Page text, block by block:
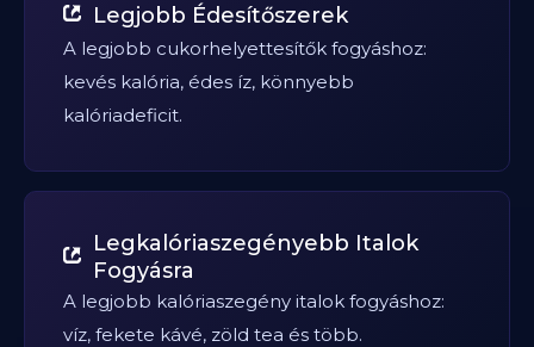
Legjobb Édesítőszerek
A legjobb cukorhelyettesítők fogyáshoz:
kevés kalória, édes íz, könnyebb
kalóriadeficit.
Legkalóriaszegényebb Italok
Fogyásra
A legjobb kalóriaszegény italok fogyáshoz:
víz, fekete kávé, zöld tea és több.